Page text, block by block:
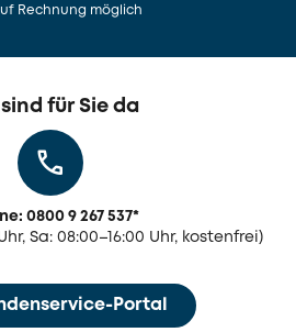
Rechnung möglich
für Sie da
0800 9 267 537*
Sa: 08:00–16:00 Uhr, kostenfrei)
Portal